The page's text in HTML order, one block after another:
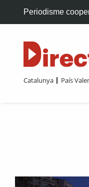
Periodisme
Catalunya País